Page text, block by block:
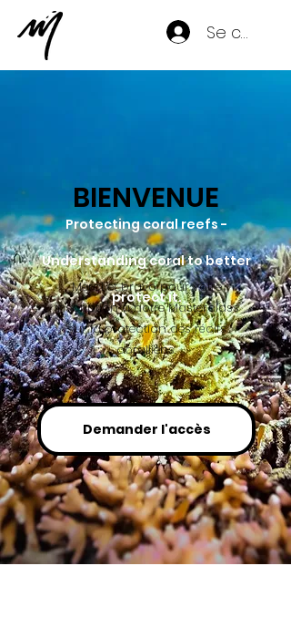
Se
Protecting coral reefs -
Understanding coral to better
protect it.
Demander l'accès
BIENVENUE
Merci et bravo pour votre
inscription à notre Masterclass
sur la protection des récifs
coralliens.